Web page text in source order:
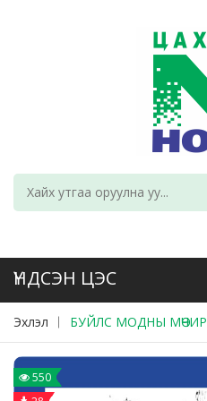
Эхлэл БУЙЛС МОДНЫ МӨЧИР
550